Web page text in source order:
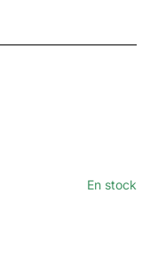
En stock